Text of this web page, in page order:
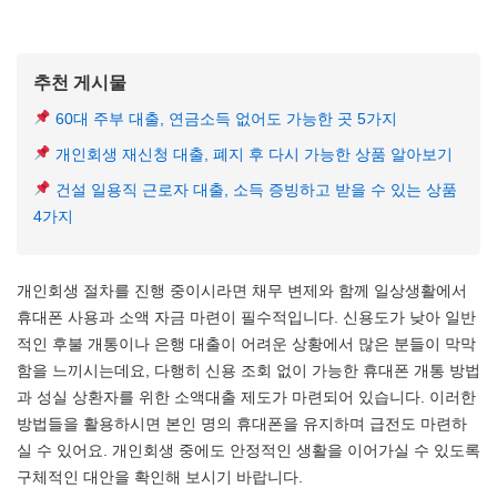
추천 게시물
60대 주부 대출, 연금소득 없어도 가능한 곳 5가지
개인회생 재신청 대출, 폐지 후 다시 가능한 상품 알아보기
건설 일용직 근로자 대출, 소득 증빙하고 받을 수 있는 상품
4가지
개인회생 절차를 진행 중이시라면 채무 변제와 함께 일상생활에서
휴대폰 사용과 소액 자금 마련이 필수적입니다. 신용도가 낮아 일반
적인 후불 개통이나 은행 대출이 어려운 상황에서 많은 분들이 막막
함을 느끼시는데요, 다행히 신용 조회 없이 가능한 휴대폰 개통 방법
과 성실 상환자를 위한 소액대출 제도가 마련되어 있습니다. 이러한
방법들을 활용하시면 본인 명의 휴대폰을 유지하며 급전도 마련하
실 수 있어요. 개인회생 중에도 안정적인 생활을 이어가실 수 있도록
구체적인 대안을 확인해 보시기 바랍니다.